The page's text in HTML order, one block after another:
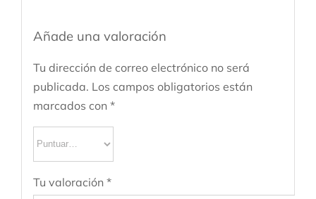
Añade una valoración
Tu dirección de correo electrónico no será
publicada. Los campos obligatorios están
marcados con *
Tu valoración *